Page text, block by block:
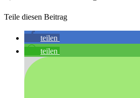
Teile diesen Beitrag
teilen
teilen